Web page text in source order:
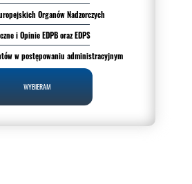
Organów Nadzorczych
i Opinie EDPB oraz EDPS
w postępowaniu administracyjnym
WYBIERAM